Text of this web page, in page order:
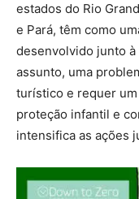
estados do Rio
e Pará, têm como
desenvolvido junto
assunto, uma
turístico e requer
proteção infantil e
intensifica as ações